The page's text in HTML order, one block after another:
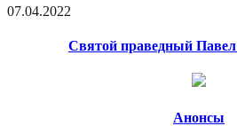
07.04.2022
Святой праведный Павел
Анонсы